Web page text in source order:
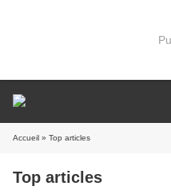
Accueil » Top articles
Top articles